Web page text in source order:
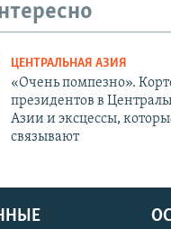
ЦЕНТРАЛЬНАЯ АЗИЯ
«Очень помпезно».
президентов в
Азии и эксцессы,
связывают